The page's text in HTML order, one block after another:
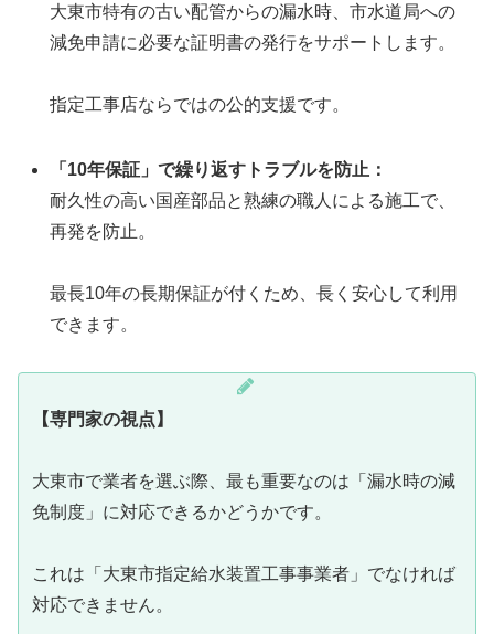
大東市特有の古い配管からの漏水時、市水道局への
減免申請に必要な証明書の発行をサポートします。
指定工事店ならではの公的支援です。
「10年保証」で繰り返すトラブルを防止：
耐久性の高い国産部品と熟練の職人による施工で、
再発を防止。
最長10年の長期保証が付くため、長く安心して利用
できます。
【専門家の視点】
大東市で業者を選ぶ際、最も重要なのは「漏水時の減
免制度」に対応できるかどうかです。
これは「大東市指定給水装置工事事業者」でなければ
対応できません。